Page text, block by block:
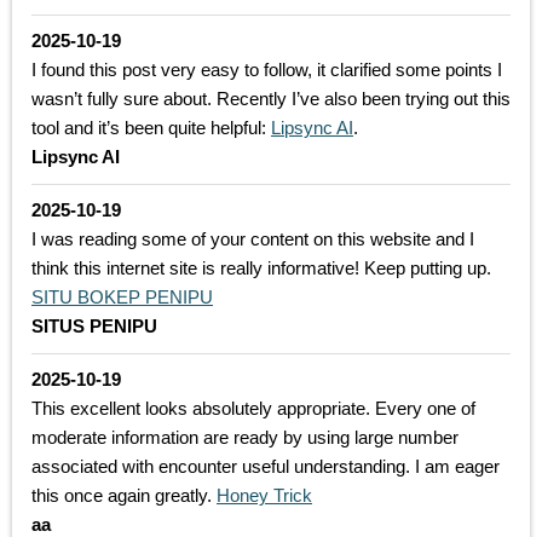
2025-10-19
I found this post very easy to follow, it clarified some points I
wasn’t fully sure about. Recently I’ve also been trying out this
tool and it’s been quite helpful: Lipsync AI.
Lipsync AI
2025-10-19
I was reading some of your content on this website and I
think this internet site is really informative! Keep putting up.
SITU BOKEP PENIPU
SITUS PENIPU
2025-10-19
This excellent looks absolutely appropriate. Every one of
moderate information are ready by using large number
associated with encounter useful understanding. I am eager
this once again greatly. Honey Trick
aa